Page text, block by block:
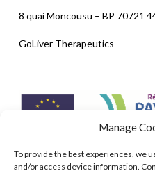
Manage
To provide the best experiences, we
and/or access device information.
8 quai Moncousu – BP 70721
GoLiver Therapeutics